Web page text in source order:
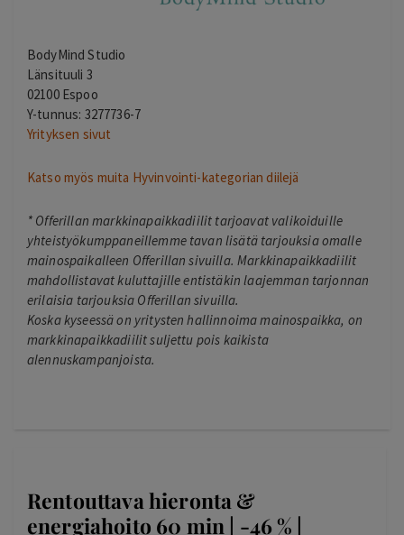
BodyMind Studio
Länsituuli 3
02100 Espoo
Y-tunnus: 3277736-7
Yrityksen sivut
Katso myös muita Hyvinvointi-kategorian diilejä
* Offerillan markkinapaikkadiilit tarjoavat valikoiduille
yhteistyökumppaneillemme tavan lisätä tarjouksia omalle
mainospaikalleen Offerillan sivuilla. Markkinapaikkadiilit
mahdollistavat kuluttajille entistäkin laajemman tarjonnan
erilaisia tarjouksia Offerillan sivuilla.
Koska kyseessä on yritysten hallinnoima mainospaikka, on
markkinapaikkadiilit suljettu pois kaikista
alennuskampanjoista.
Rentouttava hieronta &
energiahoito 60 min | -46 % |